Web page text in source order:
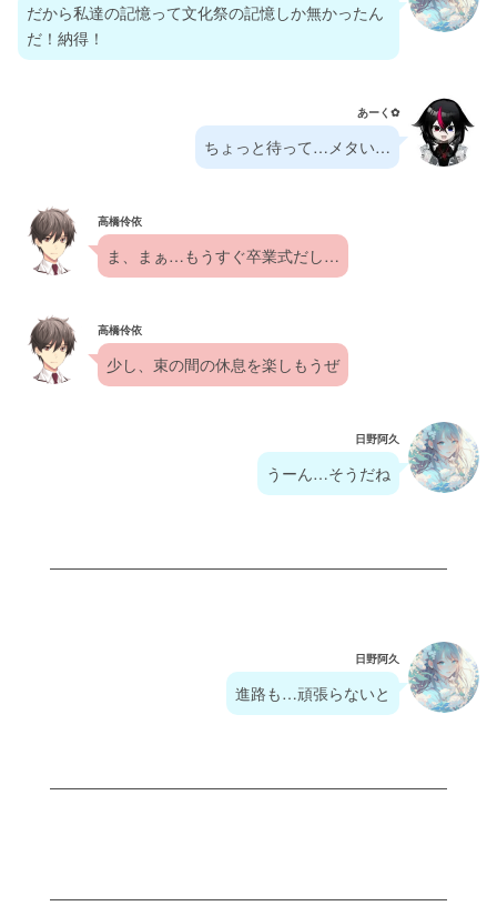
だから私達の記憶って文化祭の記憶しか無かったん
だ！納得！
あーく✿⁠
ちょっと待って…メタい…
高橋伶依
ま、まぁ…もうすぐ卒業式だし…
高橋伶依
少し、束の間の休息を楽しもうぜ
日野阿久
うーん…そうだね
日野阿久
進路も…頑張らないと